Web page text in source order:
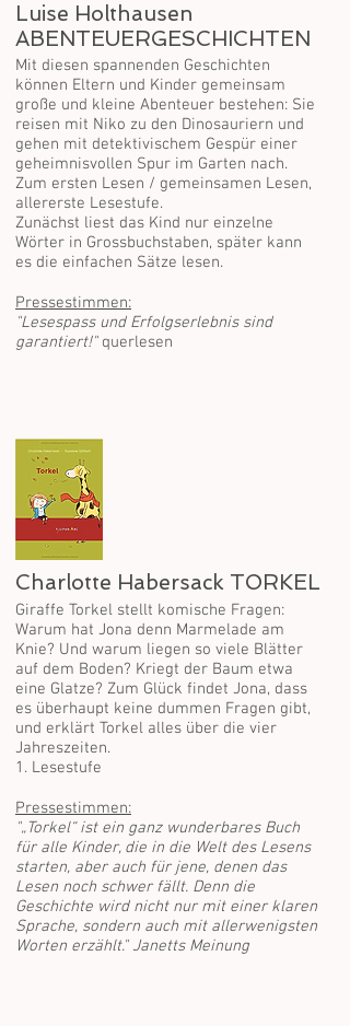
Luise Holthausen
ABENTEUERGESCHICHTEN
Mit diesen spannenden Geschichten
können Eltern und Kinder gemeinsam
große und kleine Abenteuer bestehen: Sie
reisen mit Niko zu den Dinosauriern und
gehen mit detektivischem Gespür einer
geheimnisvollen Spur im Garten nach.
Zum ersten Lesen / gemeinsamen Lesen,
allererste Lesestufe.
Zunächst liest das Kind nur einzelne
Wörter in Grossbuchstaben, später kann
es die einfachen Sätze lesen.
Pressestimmen:
"Lesespass und Erfolgserlebnis sind
garantiert!" querlesen
Charlotte Habersack TORKEL
Giraffe Torkel stellt komische Fragen:
Warum hat Jona denn Marmelade am
Knie? Und warum liegen so viele Blätter
auf dem Boden? Kriegt der Baum etwa
eine Glatze? Zum Glück findet Jona, dass
es überhaupt keine dummen Fragen gibt,
und erklärt Torkel alles über die vier
Jahreszeiten.
1. Lesestufe
Pressestimmen:
"„Torkel“ ist ein ganz wunderbares Buch
für alle Kinder, die in die Welt des Lesens
starten, aber auch für jene, denen das
Lesen noch schwer fällt. Denn die
Geschichte wird nicht nur mit einer klaren
Sprache, sondern auch mit allerwenigsten
Worten erzählt." Janetts Meinung